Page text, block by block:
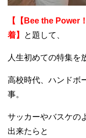
【【Bee the Power
着】
と題して、
人生初めての特集を
高校時代、ハンドボ
事。
サッカーやバスケの
出来たらと